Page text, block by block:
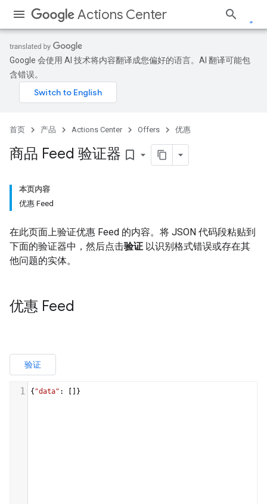
Actions Center
Google 会使用 AI 技术将内容翻译成您偏好的语言。AI 翻译可能包
含错误。
首页 产品 Actions Center Offers 优惠
商品 Feed 验证器 bookmark_border
本页内容
优惠 Feed
在此页面上验证优惠 Feed 的内容。将 JSON 代码段粘贴到
下面的验证器中，然后点击验证 以识别格式错误或存在其
他问题的实体。
优惠 Feed